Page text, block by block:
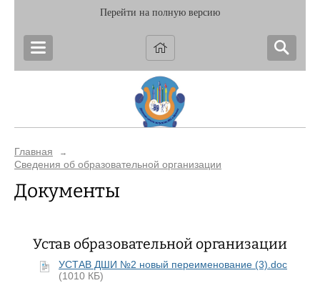
Перейти на полную версию
Главная →
Сведения об образовательной организации
Документы
Устав образовательной организации
УСТАВ ДШИ №2 новый переименование (3).doc
(1010 КБ)